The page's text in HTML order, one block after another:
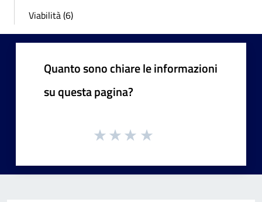
Viabilità (6)
Quanto sono chiare le informazioni
su questa pagina?